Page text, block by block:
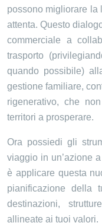
possono migliorare la
attenta. Questo
commerciale a
trasporto
quando possibile)
gestione familiare,
rigenerativo, che
territori a prosperare.
Ora possiedi gli
viaggio in un’azione
è applicare questa
pianificazione della
destinazioni,
allineate ai tuoi valori.